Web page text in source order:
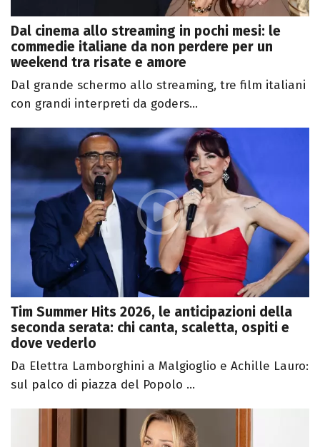
Dal cinema allo streaming in pochi mesi: le
commedie italiane da non perdere per un
weekend tra risate e amore
Dal grande schermo allo streaming, tre film italiani
con grandi interpreti da goders...
Tim Summer Hits 2026, le anticipazioni della
seconda serata: chi canta, scaletta, ospiti e
dove vederlo
Da Elettra Lamborghini a Malgioglio e Achille Lauro:
sul palco di piazza del Popolo ...